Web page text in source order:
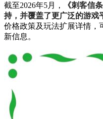
截至2026年5月，
《刺客信
持，并覆盖了更广泛的游戏
价格政策及玩法扩展详情，
新信息。